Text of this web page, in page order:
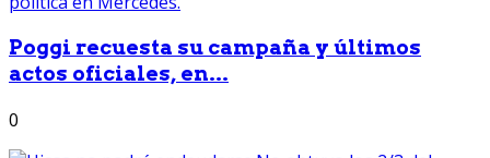
Poggi recuesta su campaña y últimos
actos oficiales, en...
0